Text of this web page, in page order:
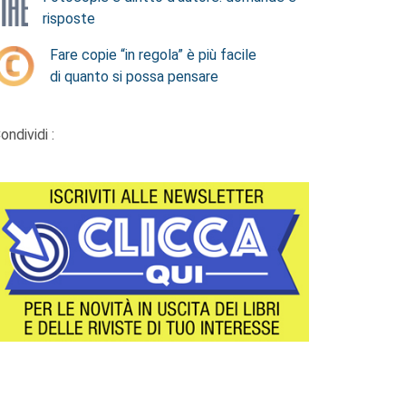
risposte
Fare copie “in regola” è più facile
di quanto si possa pensare
: